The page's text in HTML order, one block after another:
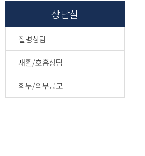
상담실
질병상담
재활/호흡상담
회무/외부공모